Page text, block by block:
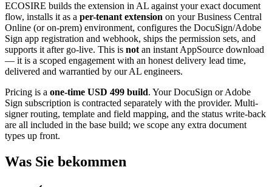
ECOSIRE builds the extension in AL against your exact document
flow, installs it as a per-tenant extension on your Business Central
Online (or on-prem) environment, configures the DocuSign/Adobe
Sign app registration and webhook, ships the permission sets, and
supports it after go-live. This is not an instant AppSource download
— it is a scoped engagement with an honest delivery lead time,
delivered and warrantied by our AL engineers.
Pricing is a one-time USD 499 build. Your DocuSign or Adobe
Sign subscription is contracted separately with the provider. Multi-
signer routing, template and field mapping, and the status write-back
are all included in the base build; we scope any extra document
types up front.
Was Sie bekommen